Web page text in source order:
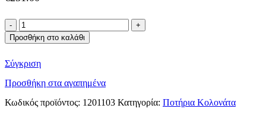
Baccarat
κρυστάλλινο
ποτήρι
Harcourt
Προσθήκη στο καλάθι
Σύγκριση
Προσθήκη στα αγαπημένα
Κωδικός προϊόντος: 1201103 Κατηγορία: Ποτήρια Κολονάτα